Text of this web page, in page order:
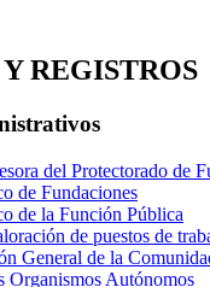
REGISTROS
del Protectorado de
de Fundaciones
de la Función Pública
de puestos de
General de la
Organismos Autónomos